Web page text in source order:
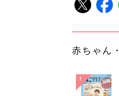
赤ちゃん